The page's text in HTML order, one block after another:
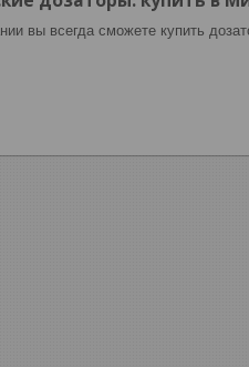
вы всегда сможете купить